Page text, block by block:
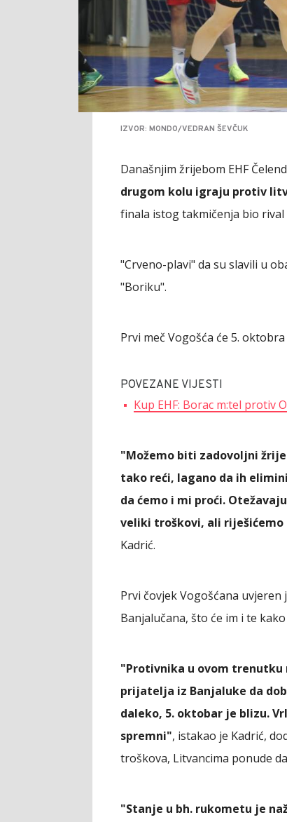
IZVOR: MONDO/VEDRAN ŠEVČUK
Današnjim žrijebom EHF
drugom kolu igraju protiv
finala istog takmičenja bio
"Crveno-plavi" da su slavili u
"Boriku".
Prvi meč Vogošća će 5.
POVEZANE VIJESTI
Kup EHF: Borac m:tel protiv
"Možemo biti zadovoljni
tako reći, lagano da ih
da ćemo i mi proći.
veliki troškovi, ali riješićemo
Kadrić.
Prvi čovjek Vogošćana
Banjalučana, što će im i te
"Protivnika u ovom trenutku
prijatelja iz Banjaluke da
daleko, 5. oktobar je blizu.
spremni", istakao je Kadrić,
troškova, Litvancima ponude
"Stanje u bh. rukometu je